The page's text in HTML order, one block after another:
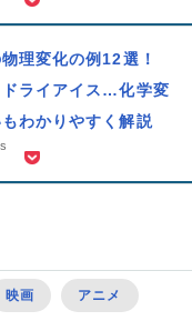
理変化の例12選！
ドライアイス…化学変
わかりやすく解説
映画 アニメ